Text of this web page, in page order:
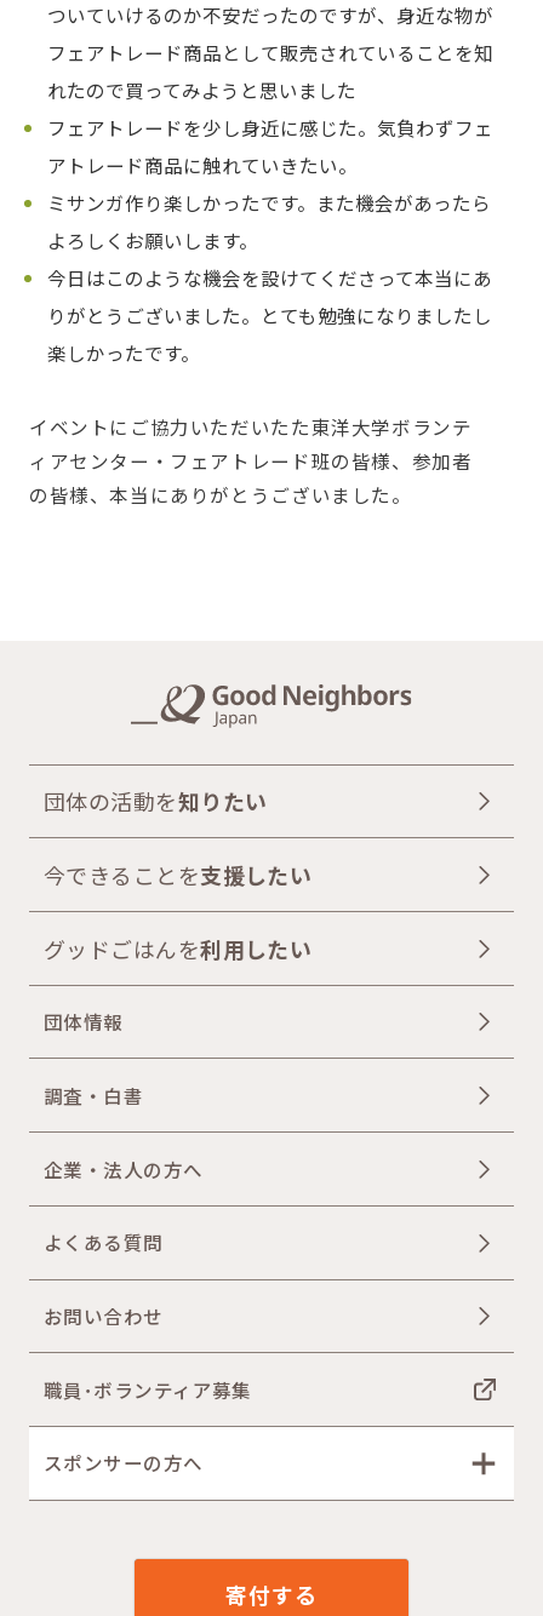
ついていけるのか不安だったのですが、身近な物が
フェアトレード商品として販売されていることを知
れたので買ってみようと思いました
フェアトレードを少し身近に感じた。気負わずフェ
アトレード商品に触れていきたい。
ミサンガ作り楽しかったです。また機会があったら
よろしくお願いします。
今日はこのような機会を設けてくださって本当にあ
りがとうございました。とても勉強になりましたし
楽しかったです。
イベントにご協力いただいたた東洋大学ボランテ
ィアセンター・フェアトレード班の皆様、参加者
の皆様、本当にありがとうございました。
団体の活動を知りたい
今できることを支援したい
グッドごはんを利用したい
団体情報
調査・白書
企業・法人の方へ
よくある質問
お問い合わせ
職員･ボランティア募集
スポンサーの方へ
寄付する